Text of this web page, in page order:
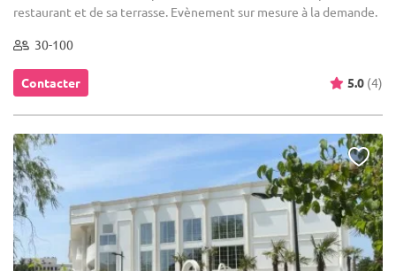
restaurant et de sa terrasse. Evènement sur mesure à la demande.
30-100
Contacter 5.0 (4)